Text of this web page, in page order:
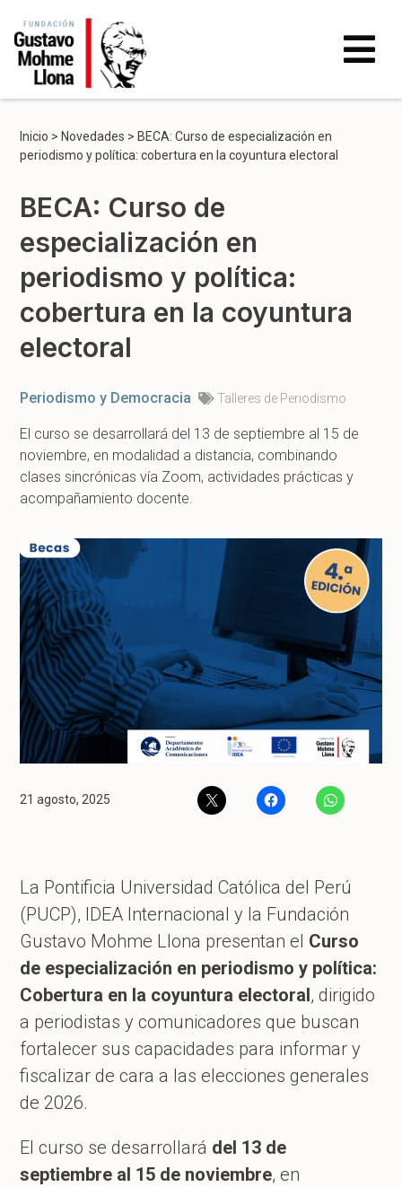
Inicio > Novedades > BECA: Curso de especialización en
periodismo y política: cobertura en la coyuntura electoral
BECA: Curso de
especialización en
periodismo y política:
cobertura en la coyuntura
electoral
Periodismo y Democracia Talleres de Periodismo
El curso se desarrollará del 13 de septiembre al 15 de
noviembre, en modalidad a distancia, combinando
clases sincrónicas vía Zoom, actividades prácticas y
acompañamiento docente.
21 agosto, 2025
La Pontificia Universidad Católica del Perú
(PUCP), IDEA Internacional y la Fundación
Gustavo Mohme Llona presentan el Curso
de especialización en periodismo y política:
Cobertura en la coyuntura electoral, dirigido
a periodistas y comunicadores que buscan
fortalecer sus capacidades para informar y
fiscalizar de cara a las elecciones generales
de 2026.
El curso se desarrollará del 13 de
septiembre al 15 de noviembre, en